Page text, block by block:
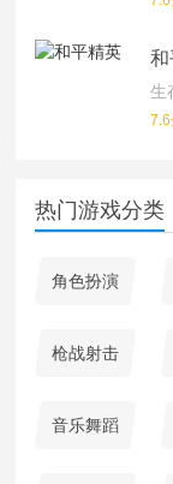
和
生
7.6
热门游戏分类
角色扮演
枪战射击
音乐舞蹈